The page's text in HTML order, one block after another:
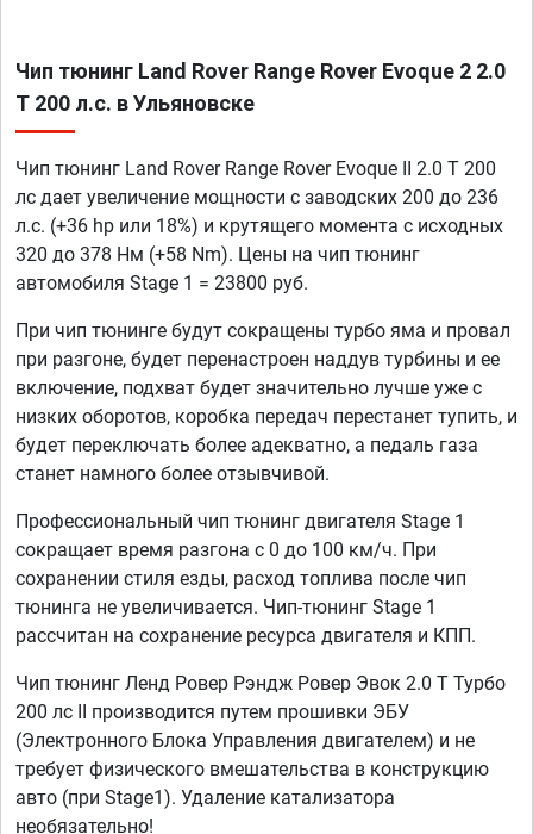
Чип тюнинг Land Rover Range Rover Evoque 2 2.0
T 200 л.с. в Ульяновске
Чип тюнинг Land Rover Range Rover Evoque II 2.0 T 200
лс дает увеличение мощности с заводских 200 до 236
л.с. (+36 hp или 18%) и крутящего момента с исходных
320 до 378 Нм (+58 Nm). Цены на чип тюнинг
автомобиля Stage 1 = 23800 руб.
При чип тюнинге будут сокращены турбо яма и провал
при разгоне, будет перенастроен наддув турбины и ее
включение, подхват будет значительно лучше уже с
низких оборотов, коробка передач перестанет тупить, и
будет переключать более адекватно, а педаль газа
станет намного более отзывчивой.
Профессиональный чип тюнинг двигателя Stage 1
сокращает время разгона с 0 до 100 км/ч. При
сохранении стиля езды, расход топлива после чип
тюнинга не увеличивается. Чип-тюнинг Stage 1
рассчитан на сохранение ресурса двигателя и КПП.
Чип тюнинг Ленд Ровер Рэндж Ровер Эвок 2.0 T Турбо
200 лс II производится путем прошивки ЭБУ
(Электронного Блока Управления двигателем) и не
требует физического вмешательства в конструкцию
авто (при Stage1). Удаление катализатора
необязательно!